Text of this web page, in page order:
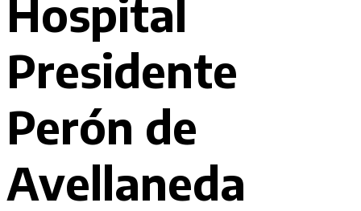
Hospital
Presidente
Perón de
Avellaneda